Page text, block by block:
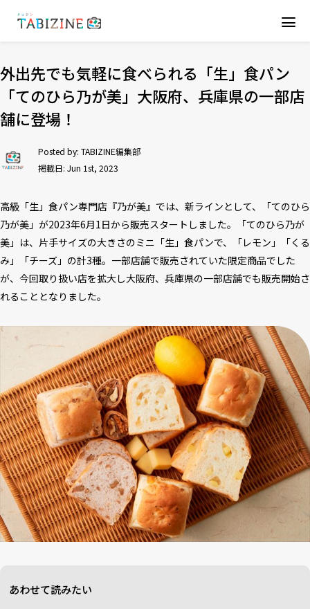
外出先でも気軽に食べられる「生」食パン
「てのひら乃が美」大阪府、兵庫県の一部店
舗に登場！
Posted by: TABIZINE編集部
掲載日: Jun 1st, 2023
高級「生」食パン専門店『乃が美』では、新ラインとして、「てのひら
乃が美」が2023年6月1日から販売スタートしました。「てのひら乃が
美」は、片手サイズの大きさのミニ「生」食パンで、「レモン」「くる
み」「チーズ」の計3種。一部店舗で販売されていた限定商品でした
が、今回取り扱い店を拡大し大阪府、兵庫県の一部店舗でも販売開始さ
れることとなりました。
あわせて読みたい